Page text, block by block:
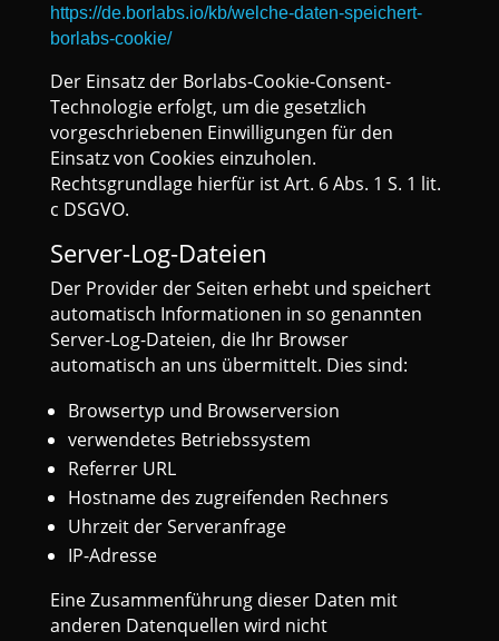
https://de.borlabs.io/kb/welche-daten-speichert-
borlabs-cookie/
Der Einsatz der Borlabs-Cookie-Consent-
Technologie erfolgt, um die gesetzlich
vorgeschriebenen Einwilligungen für den
Einsatz von Cookies einzuholen.
Rechtsgrundlage hierfür ist Art. 6 Abs. 1 S. 1 lit.
c DSGVO.
Server-Log-Dateien
Der Provider der Seiten erhebt und speichert
automatisch Informationen in so genannten
Server-Log-Dateien, die Ihr Browser
automatisch an uns übermittelt. Dies sind:
Browsertyp und Browserversion
verwendetes Betriebssystem
Referrer URL
Hostname des zugreifenden Rechners
Uhrzeit der Serveranfrage
IP-Adresse
Eine Zusammenführung dieser Daten mit
anderen Datenquellen wird nicht